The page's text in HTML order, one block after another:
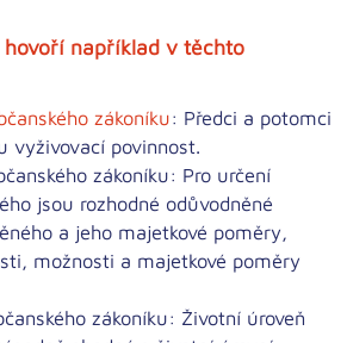
hovoří například v těchto
zákoníku: Předci a potomci
vyživovací povinnost.
zákoníku: Pro určení
jsou rozhodné odůvodněné
a jeho majetkové poměry,
možnosti a majetkové poměry
zákoníku: Životní úroveň